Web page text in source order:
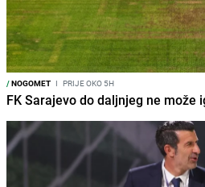
/NOGOMET I PRIJE OKO 5H
FK Sarajevo do daljnjeg ne može